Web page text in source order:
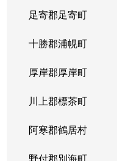
足寄郡足寄町
十勝郡浦幌町
厚岸郡厚岸町
川上郡標茶町
阿寒郡鶴居村